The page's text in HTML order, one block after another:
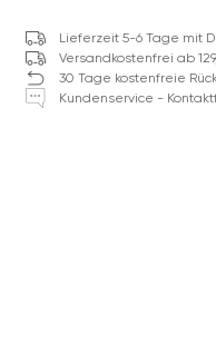
Lieferzeit 5-6 Tage mit
Versandkostenfrei ab
30 Tage kostenfreie
Kundenservice -